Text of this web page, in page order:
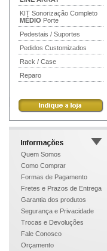
KIT Sonorização Completo
MÉDIO Porte
Pedestais / Suportes
Pedidos Customizados
Rack / Case
Reparo
Quem Somos
Como Comprar
Formas de Pagamento
Fretes e Prazos de Entrega
Garantia dos produtos
Segurança e Privacidade
Trocas e Devoluções
Fale Conosco
Orçamento